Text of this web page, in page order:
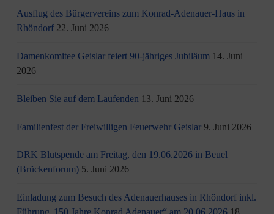
Ausflug des Bürgervereins zum Konrad-Adenauer-Haus in
Rhöndorf 22. Juni 2026
Damenkomitee Geislar feiert 90-jähriges Jubiläum 14. Juni
2026
Bleiben Sie auf dem Laufenden 13. Juni 2026
Familienfest der Freiwilligen Feuerwehr Geislar 9. Juni 2026
DRK Blutspende am Freitag, den 19.06.2026 in Beuel
(Brückenforum) 5. Juni 2026
Einladung zum Besuch des Adenauerhauses in Rhöndorf inkl.